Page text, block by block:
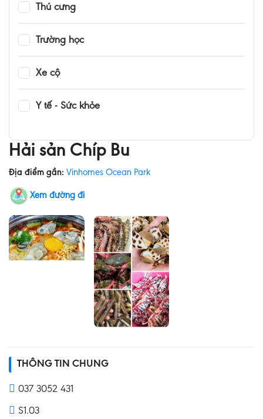
Thú cưng
Trường học
Xe cộ
Y tế - Sức khỏe
Hải sản Chíp Bu
Địa điểm gần: Vinhomes Ocean Park
Xem đường đi
THÔNG TIN CHUNG
037 3052 431
S1.03